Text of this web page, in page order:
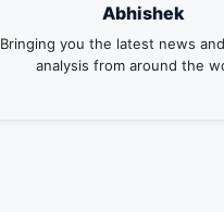
Abhishek
Bringing you the latest news
analysis from around the